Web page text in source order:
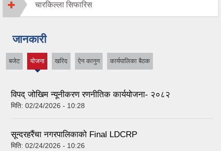
चारकिल्ला सिफारिस
जानकारी
बजेट योजना खरिद ऐन कानुन कार्यपालिका बैठक
विपद् जोखिम न्यूनीकरण रणनीतिक कार्ययोजना- २०८२
मिति: 02/24/2026 - 10:28
सून्दरहरैंचा नगरपालिकाको Final LDCRP
मिति: 02/24/2026 - 10:26